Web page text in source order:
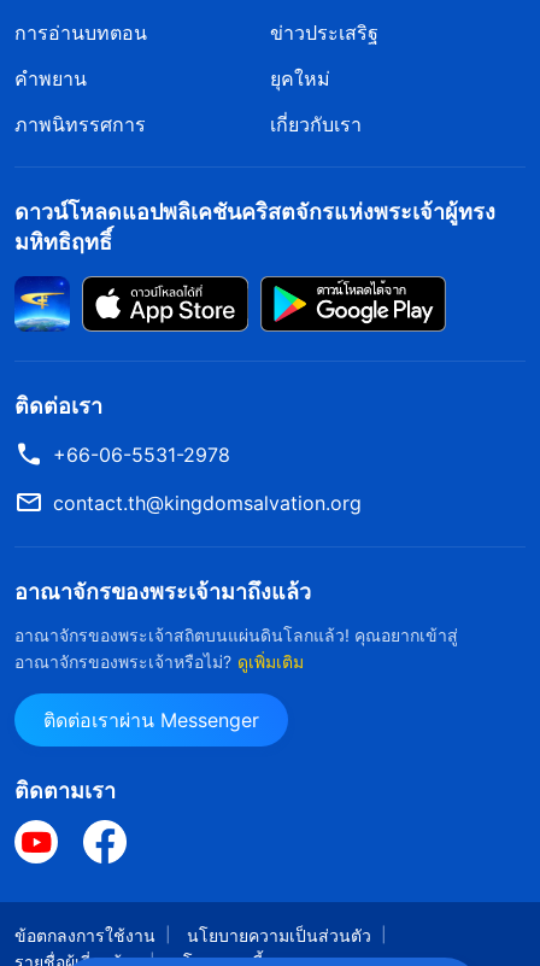
การอ่านบทตอน
ข่าวประเสริฐ
คำพยาน
ยุคใหม่
ภาพนิทรรศการ
เกี่ยวกับเรา
ดาวน์โหลดแอปพลิเคชันคริสตจักรแห่งพระเจ้าผู้ทรง
มหิทธิฤทธิ์
ติดต่อเรา
+66-06-5531-2978
contact.th@kingdomsalvation.org
อาณาจักรของพระเจ้ามาถึงแล้ว
อาณาจักรของพระเจ้าสถิตบนแผ่นดินโลกแล้ว! คุณอยากเข้าสู่
อาณาจักรของพระเจ้าหรือไม่? ดูเพิ่มเติม
ติดต่อเราผ่าน Messenger
ติดตามเรา
ข้อตกลงการใช้งาน
นโยบายความเป็นส่วนตัว
รายชื่อผู้เกี่ยวข้อง
นโยบายคุกกี้